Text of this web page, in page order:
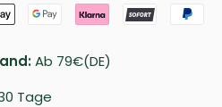
Ab 79€(DE)
Tage